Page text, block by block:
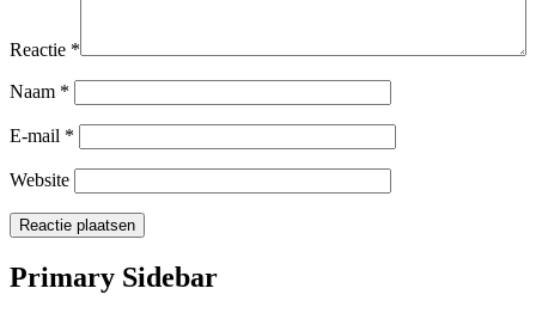
Reactie *
Naam *
E-mail *
Website
Primary Sidebar